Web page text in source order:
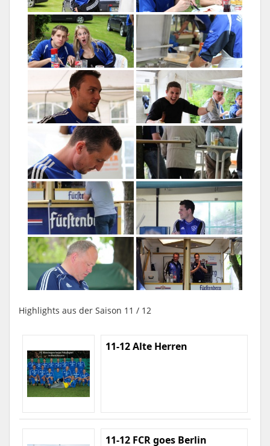
Highlights aus der Saison 11 / 12
11-12 Alte Herren
11-12 FCR goes Berlin